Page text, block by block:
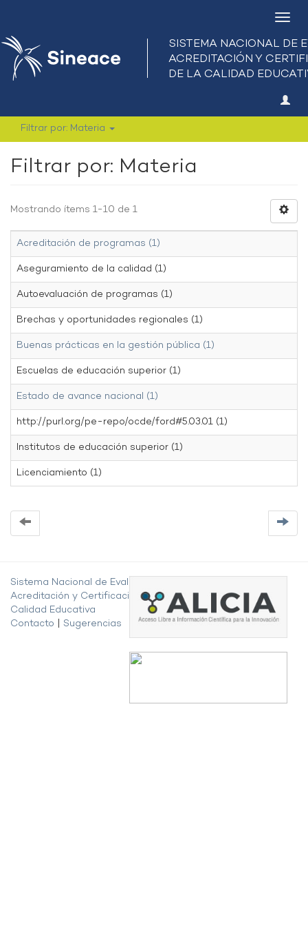
Filtrar por: Materia
Filtrar por: Materia
Mostrando ítems 1-10 de 1
Acreditación de programas (1)
Aseguramiento de la calidad (1)
Autoevaluación de programas (1)
Brechas y oportunidades regionales (1)
Buenas prácticas en la gestión pública (1)
Escuelas de educación superior (1)
Estado de avance nacional (1)
http://purl.org/pe-repo/ocde/ford#5.03.01 (1)
Institutos de educación superior (1)
Licenciamiento (1)
Sistema Nacional de Evaluación,
Acreditación y Certificación de la
Calidad Educativa
Contacto
Sugerencias